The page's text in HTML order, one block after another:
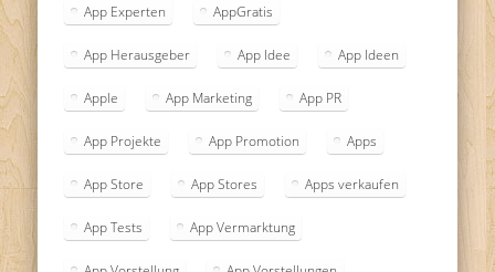
App Experten AppGratis
App Herausgeber App Idee App Ideen
Apple App Marketing App PR
App Projekte App Promotion Apps
App Store App Stores Apps verkaufen
App Tests App Vermarktung